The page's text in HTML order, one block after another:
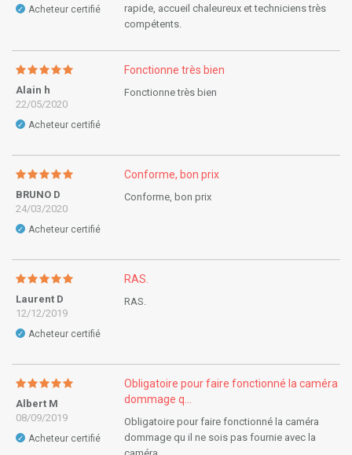
✓ Acheteur certifié
rapide, accueil chaleureux et techniciens très
compétents.
Alain h
22/05/2020
✓ Acheteur certifié
Fonctionne très bien
Fonctionne très bien
BRUNO D
24/03/2020
✓ Acheteur certifié
Conforme, bon prix
Conforme, bon prix
Laurent D
12/12/2019
✓ Acheteur certifié
RAS.
RAS.
Albert M
08/09/2019
✓ Acheteur certifié
Obligatoire pour faire fonctionné la caméra
dommage q...
Obligatoire pour faire fonctionné la caméra
dommage qu il ne sois pas fournie avec la